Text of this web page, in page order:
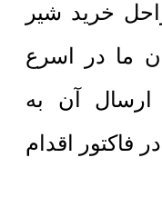
خرید شیر
ما در اسرع
آن به
فاکتور اقدام